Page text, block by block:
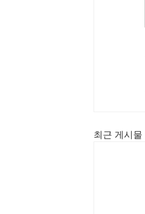
최근 게시물